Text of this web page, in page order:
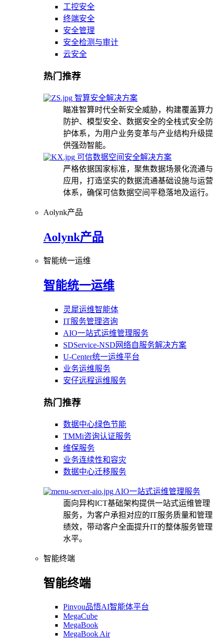
工控安全
终端安全
安全管理
安全检测与审计
云安全
热门推荐
智算安全解决方案
瞄准智算时代全新安全威胁，构建覆盖算力
防护、模型安全、数据安全的全栈式安全防
护体系，为用户业务变革与产业结构升级提
供强劲智能。
可信数据空间安全解决方案
严格依据国家标准，聚焦数据场景化流通与
应用，打造坚实的数据流通基础设施与运营
体系，确保可信数据空间平稳落地及运行。
Aolynk产品
Aolynk产品
智能统一运维
智能统一运维
灵犀运维智能体
IT服务管理咨询
AIO一站式运维管理服务
SDService-NSD网络自服务解决方案
U-Center统一运维平台
业务运维服务
安仔远程运维服务
热门推荐
数据中心绿色节能
TMMi咨询认证服务
维保服务
业务连续性和容灾
数据中心迁移服务
AIO一站式运维管理服务
面向异构ICT基础架构提供一站式运维管理
服务，为客户承担对应的IT服务质量和管理
绩效，带动客户全面提升IT的整体服务管理
水平。
智能终端
智能终端
Pinvou品悟AI智能体平台
MegaCube
MegaBook
MegaBook Air